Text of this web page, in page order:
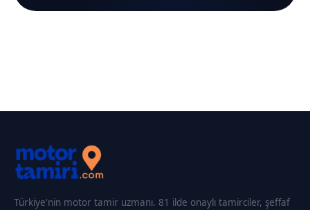
Türkiye'nin motor tamir uzmanı. 81 ilde onaylı tamirciler, şeffaf